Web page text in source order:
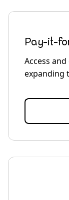
Pay-it-
Access
expanding